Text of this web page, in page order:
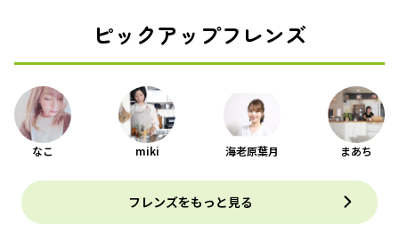
ピックアップフレンズ
なこ miki 海老原葉月 まあち
フレンズをもっと見る